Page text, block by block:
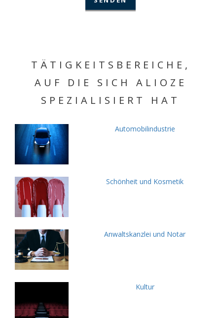
TÄTIGKEITSBEREICHE,
AUF DIE SICH ALIOZE
SPEZIALISIERT HAT
Automobilindustrie
Schönheit und Kosmetik
Anwaltskanzlei und Notar
Kultur